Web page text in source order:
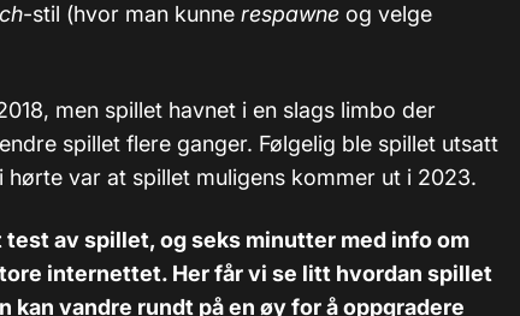
-stil (hvor man kunne respawne og velge
men spillet havnet i en slags limbo der
spillet flere ganger. Følgelig ble spillet utsatt
var at spillet muligens kommer ut i 2023.
av spillet, og seks minutter med info om
internettet. Her får vi se litt hvordan spillet
kan vandre rundt på en øy for å oppgradere